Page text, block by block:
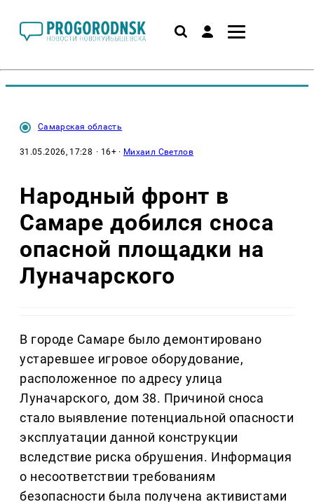
Самарская область
31.05.2026, 17:28 · 16+ · Михаил Светлов
Народный фронт в
Самаре добился сноса
опасной площадки на
Луначарского
В городе Самаре было демонтировано
устаревшее игровое оборудование,
расположенное по адресу улица
Луначарского, дом 38. Причиной сноса
стало выявление потенциальной опасности
эксплуатации данной конструкции
вследствие риска обрушения. Информация
о несоответствии требованиям
безопасности была получена активистами